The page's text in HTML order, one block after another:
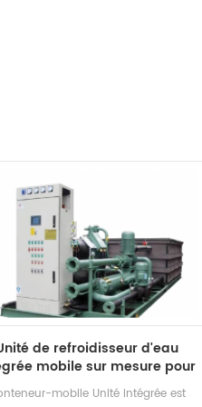
de refroidisseur d'eau
mobile sur mesure pour
des transports de
conteneurs
mobile Unité intégrée est